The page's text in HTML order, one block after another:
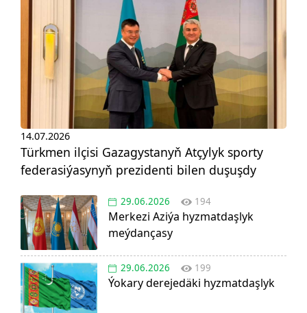
14.07.2026
Türkmen ilçisi Gazagystanyň Atçylyk sporty
federasiýasynyň prezidenti bilen duşuşdy
29.06.2026 194
Merkezi Aziýa hyzmatdaşlyk
meýdançasy
29.06.2026 199
Ýokary derejedäki hyzmatdaşlyk